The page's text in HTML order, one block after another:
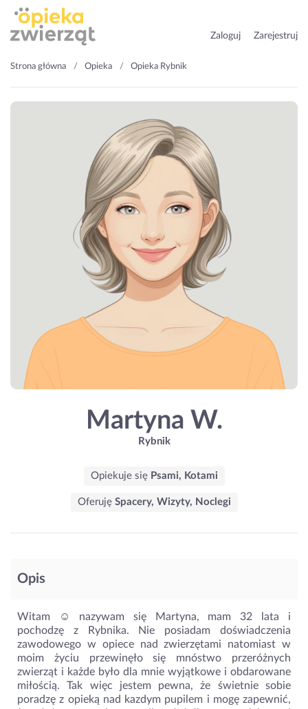
Zaloguj Zarejestruj
Strona główna Opieka Opieka Rybnik
Martyna W.
Rybnik
Opiekuje się Psami, Kotami
Oferuję Spacery, Wizyty, Noclegi
Opis
Witam ☺️ nazywam się Martyna, mam 32 lata i
pochodzę z Rybnika. Nie posiadam doświadczenia
zawodowego w opiece nad zwierzętami natomiast w
moim życiu przewinęło się mnóstwo przeróżnych
zwierząt i każde było dla mnie wyjątkowe i obdarowane
miłością. Tak więc jestem pewna, że świetnie sobie
poradzę z opieką nad kazdym pupilem i mogę zapewnić,